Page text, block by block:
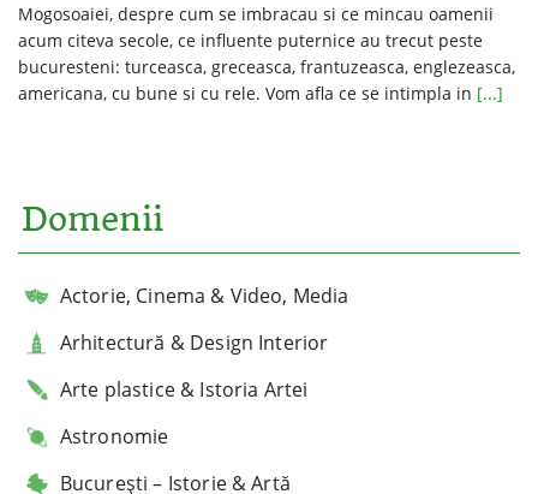
Mogosoaiei, despre cum se imbracau si ce mincau oamenii
acum citeva secole, ce influente puternice au trecut peste
bucuresteni: turceasca, greceasca, frantuzeasca, englezeasca,
americana, cu bune si cu rele. Vom afla ce se intimpla in [...]
Domenii
Actorie, Cinema & Video, Media
Arhitectură & Design Interior
Arte plastice & Istoria Artei
Astronomie
București – Istorie & Artă